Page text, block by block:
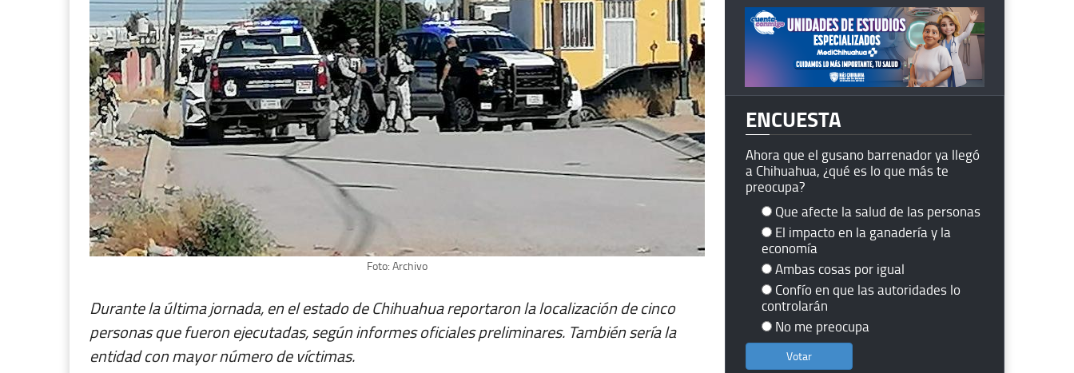
Foto: Archivo
Durante la última jornada, en el estado de Chihuahua reportaron la localización de cinco
personas que fueron ejecutadas, según informes oficiales preliminares. También sería la
entidad con mayor número de víctimas.
ENCUESTA
Ahora que el gusano barrenador ya llegó
a Chihuahua, ¿qué es lo que más te
preocupa?
Que afecte la salud de las personas
El impacto en la ganadería y la
economía
Ambas cosas por igual
Confío en que las autoridades lo
controlarán
No me preocupa